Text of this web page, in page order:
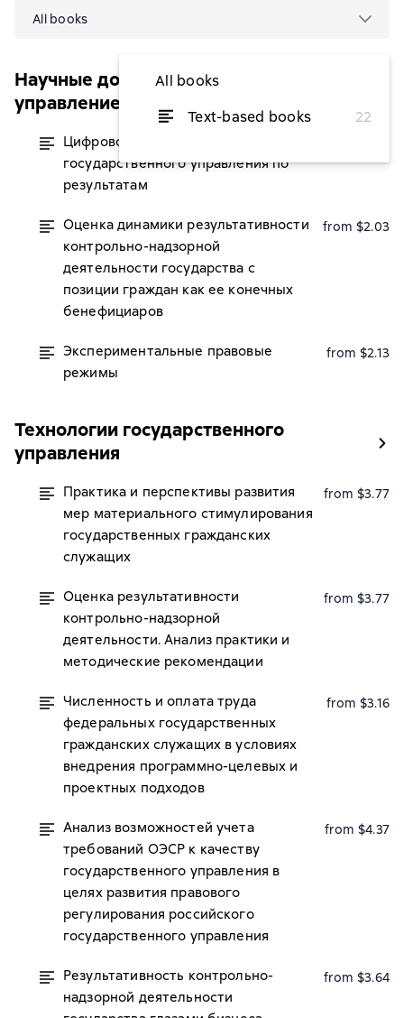
All books
All books
Text-based books
22
Научные доклады: государственное
управление
Цифровое будущее
государственного управления по
результатам
Оценка динамики результативности
контрольно-надзорной
деятельности государства с
позиции граждан как ее конечных
бенефициаров
from $2.03
Экспериментальные правовые
режимы
from $2.13
Технологии государственного
управления
Практика и перспективы развития
мер материального стимулирования
государственных гражданских
служащих
from $3.77
Оценка результативности
контрольно-надзорной
деятельности. Анализ практики и
методические рекомендации
from $3.77
Численность и оплата труда
федеральных государственных
гражданских служащих в условиях
внедрения программно-целевых и
проектных подходов
from $3.16
Анализ возможностей учета
требований ОЭСР к качеству
государственного управления в
целях развития правового
регулирования российского
государственного управления
from $4.37
Результативность контрольно-
надзорной деятельности
from $3.64